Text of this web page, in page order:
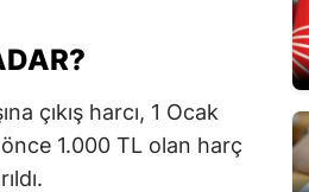
Gümüşhane
çıkış harcı, 1 Ocak
1.000 TL olan harç